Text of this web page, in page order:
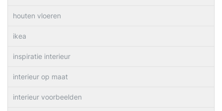
houten vloeren
ikea
inspiratie interieur
interieur op maat
interieur voorbeelden